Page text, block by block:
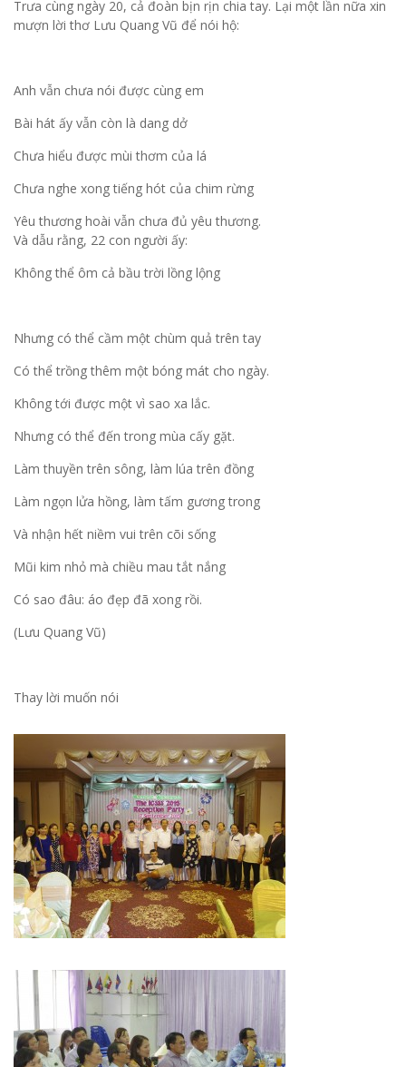
Trưa cùng ngày 20, cả đoàn bịn rịn chia tay. Lại một lần nữa xin
mượn lời thơ Lưu Quang Vũ để nói hộ:
Anh vẫn chưa nói được cùng em
Bài hát ấy vẫn còn là dang dở
Chưa hiểu được mùi thơm của lá
Chưa nghe xong tiếng hót của chim rừng
Yêu thương hoài vẫn chưa đủ yêu thương.
Và dẫu rằng, 22 con người ấy:
Không thể ôm cả bầu trời lồng lộng
Nhưng có thể cầm một chùm quả trên tay
Có thể trồng thêm một bóng mát cho ngày.
Không tới được một vì sao xa lắc.
Nhưng có thể đến trong mùa cấy gặt.
Làm thuyền trên sông, làm lúa trên đồng
Làm ngọn lửa hồng, làm tấm gương trong
Và nhận hết niềm vui trên cõi sống
Mũi kim nhỏ mà chiều mau tắt nắng
Có sao đâu: áo đẹp đã xong rồi.
(Lưu Quang Vũ)
Thay lời muốn nói